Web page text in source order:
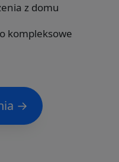
z domu
kompleksowe
→